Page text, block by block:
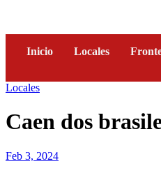
Inicio Locales
Locales
Caen dos
Feb 3, 2024